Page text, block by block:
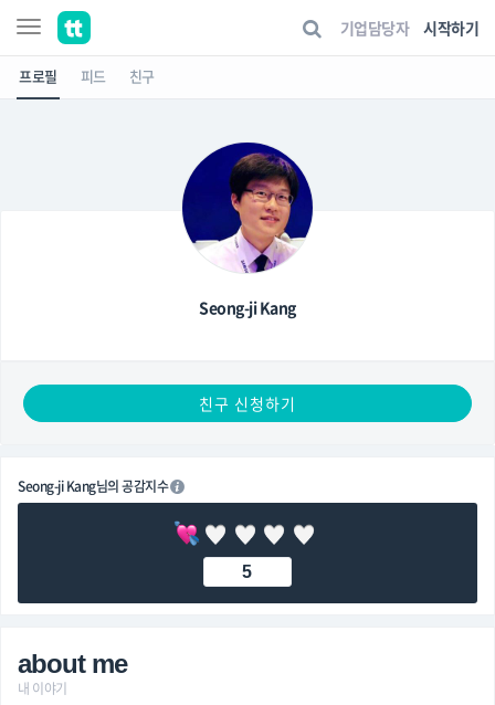
기업담당자 시작하기
프로필 피드 친구
Seong-ji Kang
친구 신청하기
Seong-ji Kang님의 공감지수
5
about me
내 이야기